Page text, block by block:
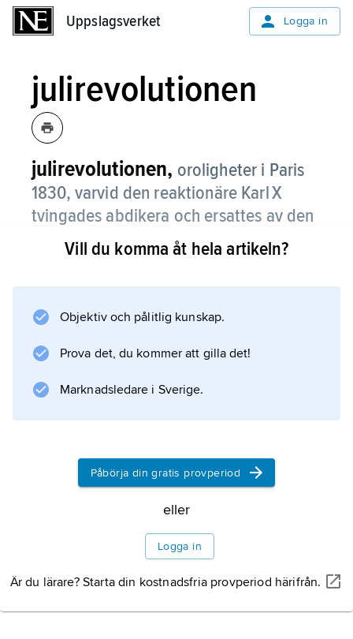
Uppslagsverket Logga in
julirevolutionen
julirevolutionen, oroligheter i Paris
1830, varvid den reaktionäre Karl X
tvingades abdikera och ersattes av den
liberalare Ludvig Filip I.
där han fastslog att all makt härrörde från
och sociala landvinningar från revolutionen.
Rösträtten var starkt begränsad.
Information om artikeln
Vill du komma åt hela artikeln?
Objektiv och pålitlig kunskap.
Prova det, du kommer att gilla det!
Marknadsledare i Sverige.
Påbörja din gratis provperiod
eller
Logga in
Är du lärare? Starta din kostnadsfria provperiod härifrån.